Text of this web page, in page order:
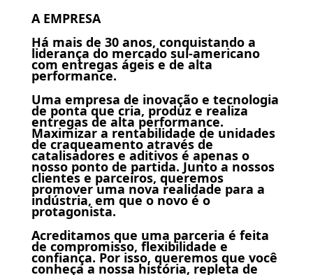
A EMPRESA
Há mais de 30 anos, conquistando a
liderança do mercado sul-americano
com entregas ágeis e de alta
performance.
Uma empresa de inovação e tecnologia
de ponta que cria, produz e realiza
entregas de alta performance.
Maximizar a rentabilidade de unidades
de craqueamento através de
catalisadores e aditivos é apenas o
nosso ponto de partida. Junto a nossos
clientes e parceiros, queremos
promover uma nova realidade para a
indústria, em que o novo é o
protagonista.
Acreditamos que uma parceria é feita
de compromisso, flexibilidade e
confiança. Por isso, queremos que você
conheça a nossa história, repleta de